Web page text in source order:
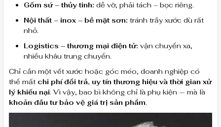
Gốm sứ – thủy tinh: dễ vỡ, phải tách – bọc riêng.
Nội thất – inox – bề mặt sơn: tránh trầy xước dù rất
nhỏ.
Logistics – thương mại điện tử: vận chuyển xa,
nhiều khâu trung chuyển.
Chỉ cần một vết xước hoặc góc méo, doanh nghiệp có
thể mất chi phí đổi trả, uy tín thương hiệu và thời gian xử
lý khiếu nại. Vì vậy, bao bì không chỉ là phụ kiện — mà là
khoản đầu tư bảo vệ giá trị sản phẩm.